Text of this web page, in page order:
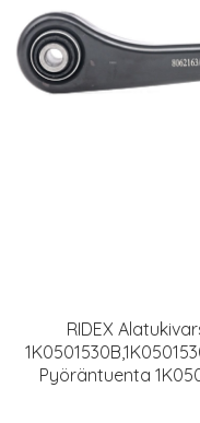
RIDEX
Pyöräntuenta